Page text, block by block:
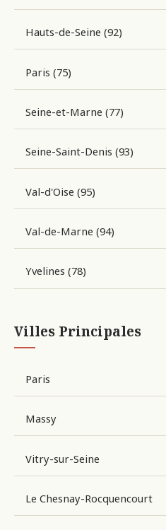
Hauts-de-Seine (92)
Paris (75)
Seine-et-Marne (77)
Seine-Saint-Denis (93)
Val-d'Oise (95)
Val-de-Marne (94)
Yvelines (78)
Villes Principales
Paris
Massy
Vitry-sur-Seine
Le Chesnay-Rocquencourt